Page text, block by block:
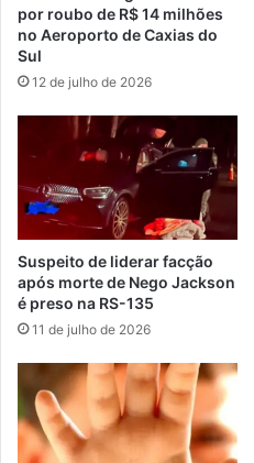
por roubo de R$ 14 milhões
no Aeroporto de Caxias do
Sul
12 de julho de 2026
Suspeito de liderar facção
após morte de Nego Jackson
é preso na RS-135
11 de julho de 2026